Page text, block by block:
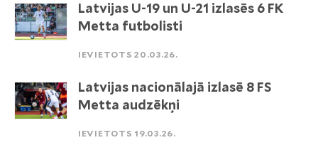
Latvijas U-19 un U-21 izlasēs 6 FK
Metta futbolisti
IEVIETOTS 20.03.26.
Latvijas nacionālajā izlasē 8 FS
Metta audzēkņi
IEVIETOTS 19.03.26.